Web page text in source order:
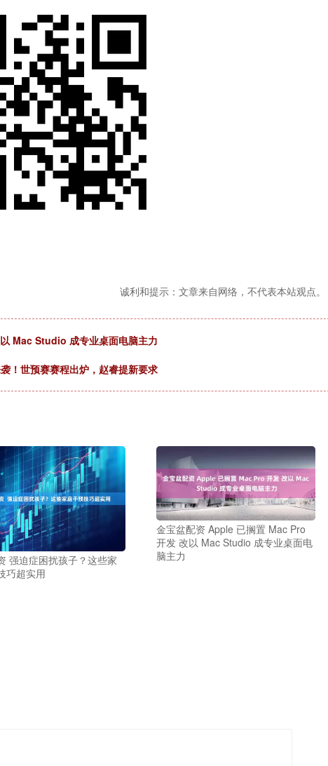
诚利和提示：文章来自网络，不代表本站观点。
Mac Studio 成专业桌面电脑主力
！世预赛赛程出炉，赵睿提新要求
强迫症困扰孩子？这些家
巧超实用
金宝盆配资 Apple 已搁置 Mac Pro
开发 改以 Mac Studio 成专业桌面电
脑主力